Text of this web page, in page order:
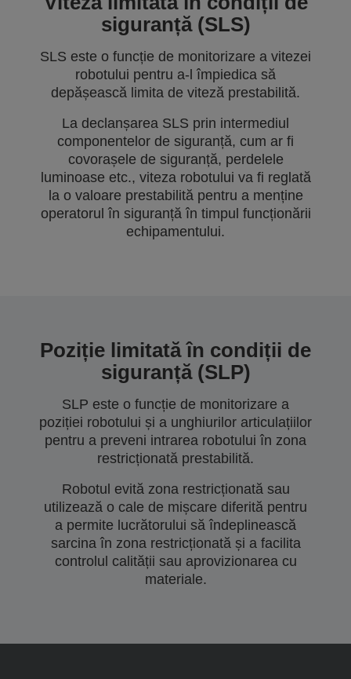
siguranță (SLS)
SLS este o funcție de monitorizare a vitezei
robotului pentru a-l împiedica să
depășească limita de viteză prestabilită.
La declanșarea SLS prin intermediul
componentelor de siguranță, cum ar fi
covorașele de siguranță, perdelele
luminoase etc., viteza robotului va fi reglată
la o valoare prestabilită pentru a menține
operatorul în siguranță în timpul funcționării
echipamentului.
Poziție limitată în condiții de
siguranță (SLP)
SLP este o funcție de monitorizare a
poziției robotului și a unghiurilor articulațiilor
pentru a preveni intrarea robotului în zona
restricționată prestabilită.
Robotul evită zona restricționată sau
utilizează o cale de mișcare diferită pentru
a permite lucrătorului să îndeplinească
sarcina în zona restricționată și a facilita
controlul calității sau aprovizionarea cu
materiale.